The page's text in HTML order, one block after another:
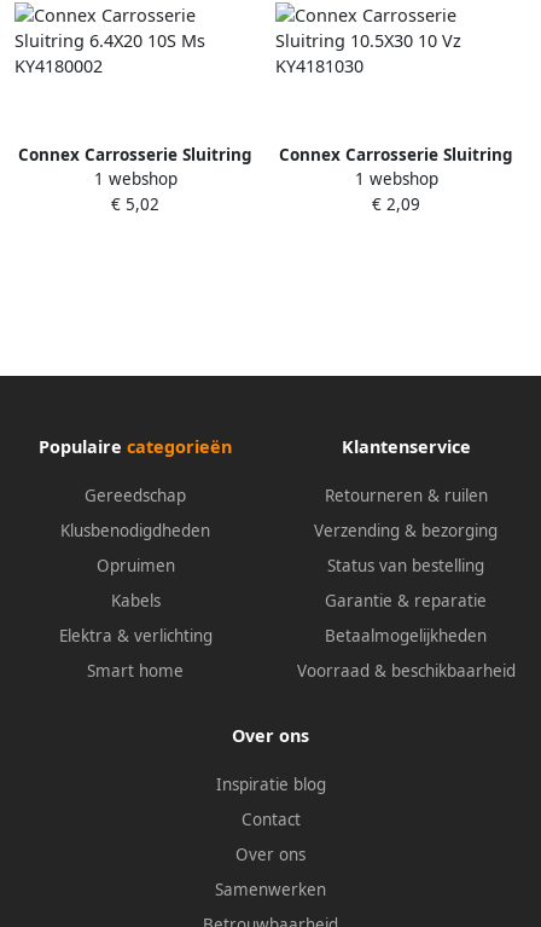
Connex Carrosserie Sluitring
6.4X20 10S Ms KY4180002
1 webshop
€ 5,02
Connex Carrosserie Sluitring
10.5X30 10 Vz KY4181030
1 webshop
€ 2,09
Populaire categorieën
Gereedschap
Klusbenodigdheden
Opruimen
Kabels
Elektra & verlichting
Smart home
Klantenservice
Retourneren & ruilen
Verzending & bezorging
Status van bestelling
Garantie & reparatie
Betaalmogelijkheden
Voorraad & beschikbaarheid
Over ons
Inspiratie blog
Contact
Over ons
Samenwerken